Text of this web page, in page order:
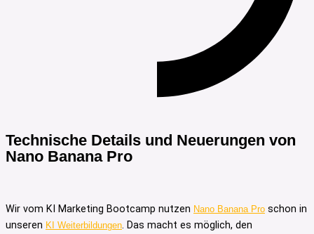
Technische Details und Neuerungen von
Nano Banana Pro
Wir vom KI Marketing Bootcamp nutzen Nano Banana Pro schon in
unseren KI Weiterbildungen. Das macht es möglich, den